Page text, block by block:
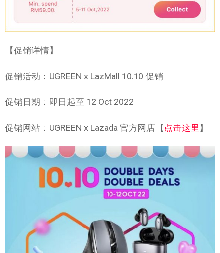
【促销详情】
促销活动：UGREEN x LazMall 10.10 促销
促销日期：即日起至 12 Oct 2022
促销网站：UGREEN x Lazada 官方网店【点击这里】